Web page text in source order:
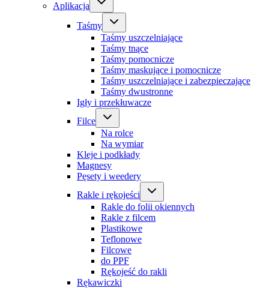
Aplikacja
Taśmy
Taśmy uszczelniające
Taśmy tnące
Taśmy pomocnicze
Taśmy maskujące i pomocnicze
Taśmy uszczelniające i zabezpieczające
Taśmy dwustronne
Igły i przekłuwacze
Filce
Na rolce
Na wymiar
Kleje i podkłady
Magnesy
Pęsety i weedery
Rakle i rękojeści
Rakle do folii okiennych
Rakle z filcem
Plastikowe
Teflonowe
Filcowe
do PPF
Rękojeść do rakli
Rękawiczki